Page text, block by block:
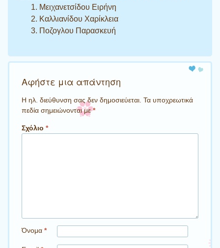
Μειχανετσίδου Ειρήνη
Καλλιανίδου Χαρίκλεια
Ποζογλου Παρασκευή
Αφήστε μια απάντηση
Η ηλ. διεύθυνση σας δεν δημοσιεύεται. Τα υποχρεωτικά
πεδία σημειώνονται με*
Σχόλιο *
Όνομα *